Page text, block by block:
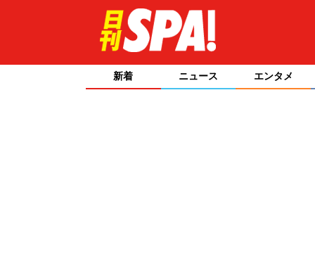
新着 ニュース エンタメ